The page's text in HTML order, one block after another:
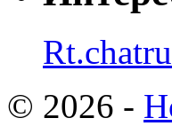
© 2026 -